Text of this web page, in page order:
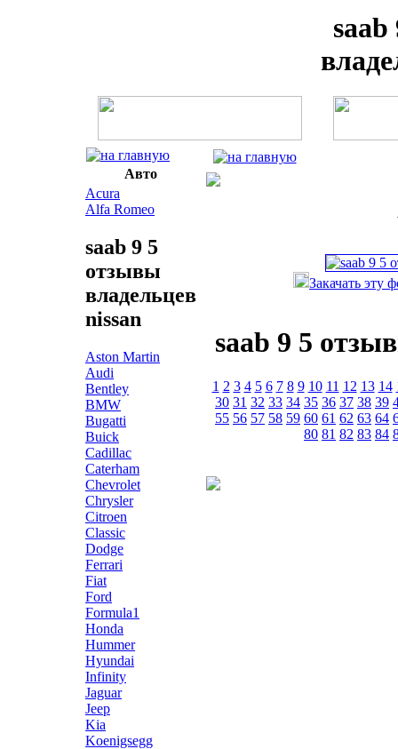
Авто
Acura
Alfa Romeo
saab 9 5
отзывы
владельцев
nissan
Aston Martin
Audi
Bentley
BMW
Bugatti
Buick
Cadillac
Caterham
Chevrolet
Chrysler
Citroen
Classic
Dodge
Ferrari
Fiat
Ford
Formula1
Honda
Hummer
Hyundai
Infinity
Jaguar
Jeep
Kia
Koenigsegg
Закачать эту
saab 9 5
1 2 3 4 5 6 7 8 9 10 11 12 13 14
30 31 32 33 34 35 36 37 38 39
55 56 57 58 59 60 61 62 63 64
80 81 82 83 84